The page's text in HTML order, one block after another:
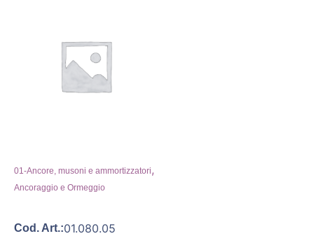
01-Ancore, musoni e ammortizzatori,
Ancoraggio e Ormeggio
Cod. Art.:01.080.05